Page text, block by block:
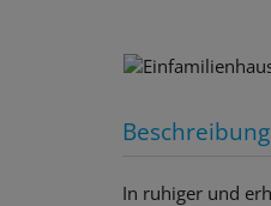
Beschreibung
In ruhiger und